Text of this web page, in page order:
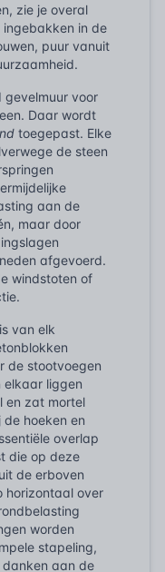
zie je overal
in de
puur vanuit
voor
Daar wordt
toegepast. Elke
de steen
aan de
maar door
afgevoerd.
windstoten of
van elk
de stootvoegen
liggen
en zat mortel
hoeken en
overlap
die op deze
de erboven
horizontaal over
worden
stapeling,
aan de